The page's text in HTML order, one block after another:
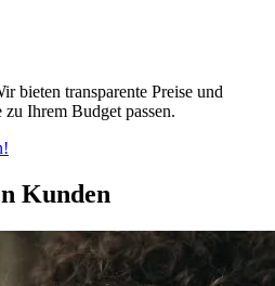
bieten transparente Preise und
Ihrem Budget passen.
Kunden